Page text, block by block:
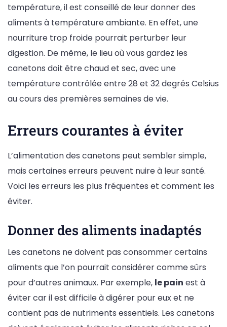
température, il est conseillé de leur donner des
aliments à température ambiante. En effet, une
nourriture trop froide pourrait perturber leur
digestion. De même, le lieu où vous gardez les
canetons doit être chaud et sec, avec une
température contrôlée entre 28 et 32 degrés Celsius
au cours des premières semaines de vie.
Erreurs courantes à éviter
L’alimentation des canetons peut sembler simple,
mais certaines erreurs peuvent nuire à leur santé.
Voici les erreurs les plus fréquentes et comment les
éviter.
Donner des aliments inadaptés
Les canetons ne doivent pas consommer certains
aliments que l’on pourrait considérer comme sûrs
pour d’autres animaux. Par exemple, le pain est à
éviter car il est difficile à digérer pour eux et ne
contient pas de nutriments essentiels. Les canetons